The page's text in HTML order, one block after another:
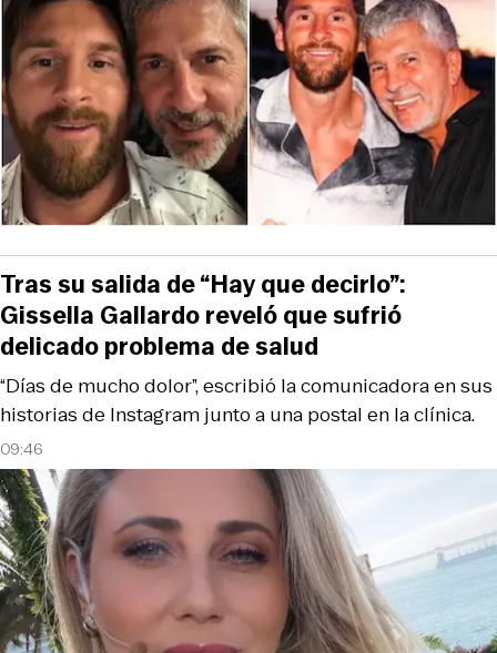
09:46
“Días de mucho dolor”, escribió la comunicadora en sus
historias de Instagram junto a una postal en la clínica.
Tras su salida de “Hay que decirlo”:
Gissella Gallardo reveló que sufrió
delicado problema de salud